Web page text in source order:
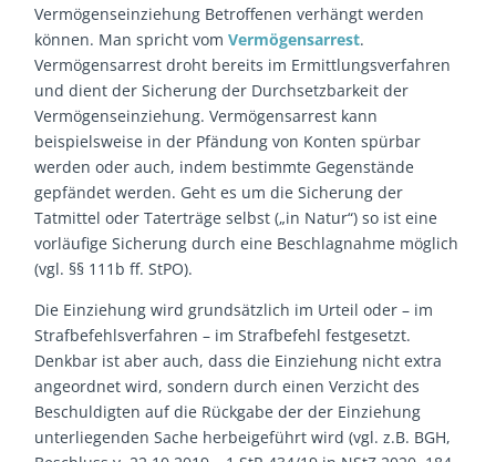
Vermögenseinziehung Betroffenen verhängt werden
können. Man spricht vomVermögensarrest.
Vermögensarrest droht bereits im Ermittlungsverfahren
und dient der Sicherung der Durchsetzbarkeit der
Vermögenseinziehung. Vermögensarrest kann
beispielsweise in der Pfändung von Konten spürbar
werden oder auch, indem bestimmte Gegenstände
gepfändet werden. Geht es um die Sicherung der
Tatmittel oder Taterträge selbst („in Natur“) so ist eine
vorläufige Sicherung durch eine Beschlagnahme möglich
(vgl. §§ 111b ff. StPO).
Die Einziehung wird grundsätzlich im Urteil oder – im
Strafbefehlsverfahren – im Strafbefehl festgesetzt.
Denkbar ist aber auch, dass die Einziehung nicht extra
angeordnet wird, sondern durch einen Verzicht des
Beschuldigten auf die Rückgabe der der Einziehung
unterliegenden Sache herbeigeführt wird (vgl. z.B. BGH,